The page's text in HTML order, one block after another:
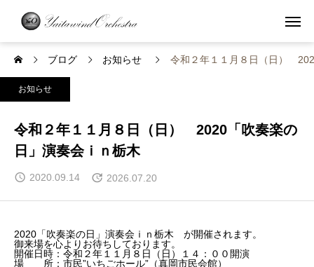
ブログ お知らせ 令和２年１１月８日（日）
お知らせ
令和２年１１月８日（日） 2020「吹奏楽の
日」演奏会ｉｎ栃木
2020.09.14 2026.07.20
2020「吹奏楽の日」演奏会ｉｎ栃木 が開催されます。
御来場を心よりお待ちしております。
開催日時：令和２年１１月８日（日）１４：００開演
場 所：市民”いちごホール”（真岡市民会館）